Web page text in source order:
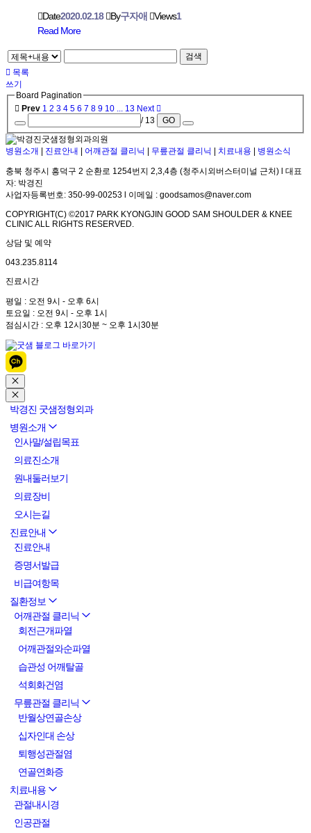
Date2020.02.18 By구자애 Views1
Read More
검색
목록
쓰기
Board Pagination
Prev 1 2 3 4 5 6 7 8 9 10 13 Next
/ 13
GO
병원소개 진료안내 어깨관절 클리닉 무릎관절 클리닉 치료내용 병원소식
충북 청주시 흥덕구 2 순환로 1254번지 2,3,4층 (청주시외버스터미널 근처) l 대표
자: 박경진
사업자등록번호: 350-99-00253 l 이메일 : goodsamos@naver.com
COPYRIGHT(C) ©2017 PARK KYONGJIN GOOD SAM SHOULDER & KNEE
CLINIC ALL RIGHTS RESERVED.
상담 및 예약
043.235.8114
진료시간
평일 : 오전 9시 - 오후 6시
토요일 : 오전 9시 - 오후 1시
점심시간 : 오후 12시30분 ~ 오후 1시30분
박경진 굿샘정형외과
병원소개
인사말/설립목표
의료진소개
원내둘러보기
의료장비
오시는길
진료안내
진료안내
증명서발급
비급여항목
질환정보
어깨관절 클리닉
회전근개파열
어깨관절와순파열
습관성 어깨탈골
석회화건염
무릎관절 클리닉
반월상연골손상
십자인대 손상
퇴행성관절염
연골연화증
치료내용
관절내시경
인공관절